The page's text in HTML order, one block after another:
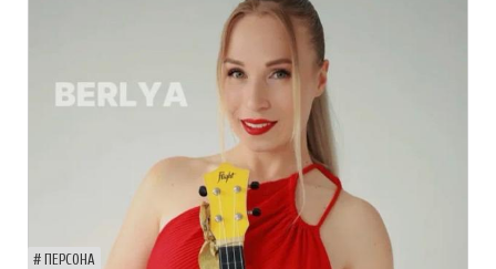
ПЕРСОНА